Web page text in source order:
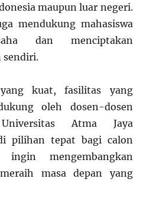
maupun luar negeri.
mendukung mahasiswa
dan menciptakan
sendiri.
kuat, fasilitas yang
oleh dosen-dosen
Universitas Atma Jaya
pilihan tepat bagi calon
ingin mengembangkan
masa depan yang